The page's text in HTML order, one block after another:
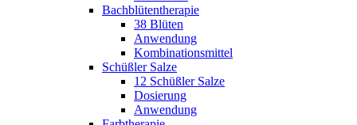
Bachblütentherapie
38 Blüten
Anwendung
Kombinationsmittel
Schüßler Salze
12 Schüßler Salze
Dosierung
Anwendung